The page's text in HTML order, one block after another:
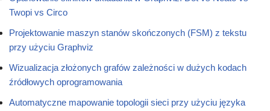
Twopi vs Circo
Projektowanie maszyn stanów skończonych (FSM) z tekstu
przy użyciu Graphviz
Wizualizacja złożonych grafów zależności w dużych kodach
źródłowych oprogramowania
Automatyczne mapowanie topologii sieci przy użyciu języka